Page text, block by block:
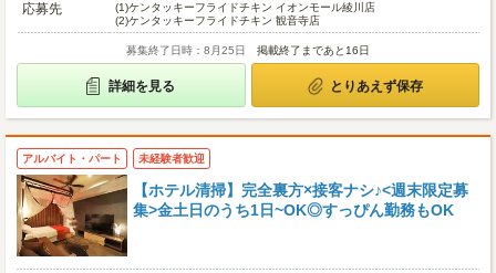
応募先
(1)ケンタッキーフライドチキン イオンモール綾川店
(2)ケンタッキーフライドチキン 観音寺店
募集終了日時：8月25日 掲載終了まであと16日
詳細を見る とりあえず保存
アルバイト・パート 未経験者歓迎
【ホテル清掃】完全裏方×接客ナシ♪<週末限定募
集>金土日のうち1日~OK◎すっぴん勤務もOK